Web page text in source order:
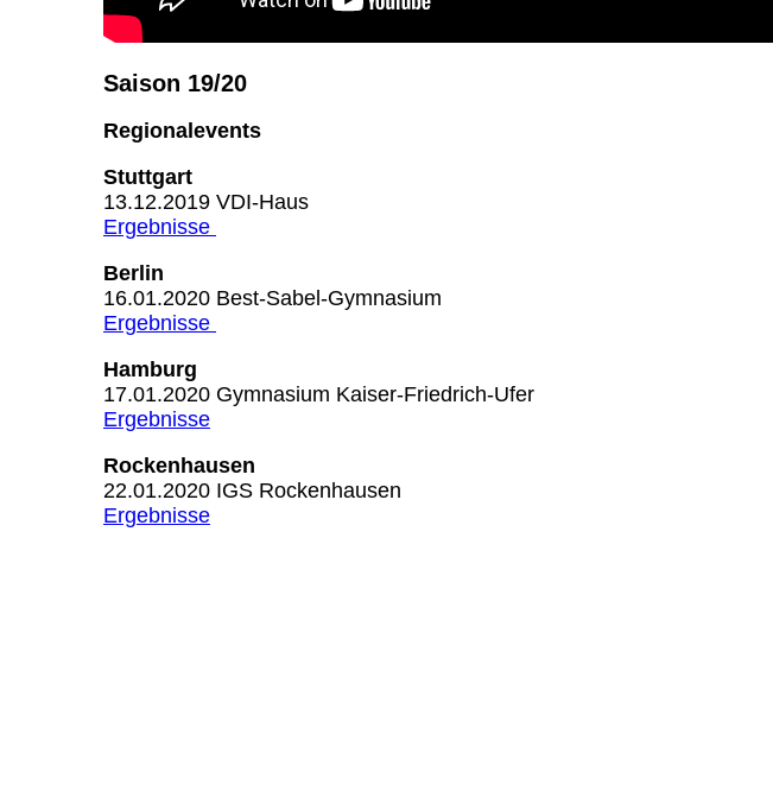
Saison 19/20
Regionalevents
Stuttgart
13.12.2019 VDI-Haus
Ergebnisse
Berlin
16.01.2020 Best-Sabel-Gymnasium
Ergebnisse
Hamburg
17.01.2020 Gymnasium Kaiser-Friedrich-Ufer
Ergebnisse
Rockenhausen
22.01.2020 IGS Rockenhausen
Ergebnisse